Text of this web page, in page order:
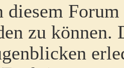
diesem
zu